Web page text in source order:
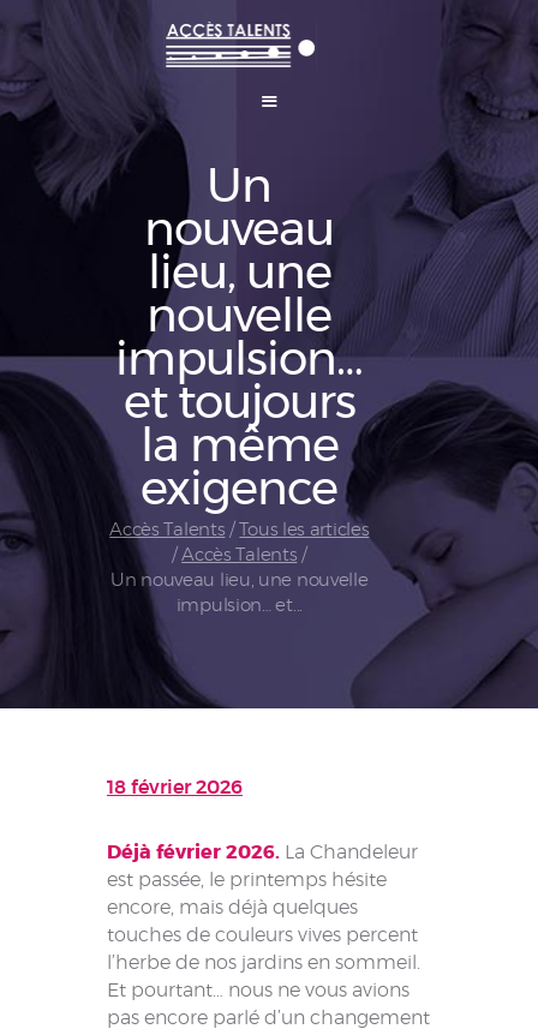
Un
nouveau
lieu, une
nouvelle
impulsion…
et toujours
la même
exigence
Accès Talents
Tous les articles
Accès Talents
Un nouveau lieu, une nouvelle
impulsion… et...
Talents et Carrières
Coaching professionnel
Conseil RH
Formations
Blog
Contactez Accès Talents
18 février 2026
Déjà février 2026. La Chandeleur
est passée, le printemps hésite
encore, mais déjà quelques
touches de couleurs vives percent
l’herbe de nos jardins en sommeil.
Et pourtant… nous ne vous avions
pas encore parlé d’un changement